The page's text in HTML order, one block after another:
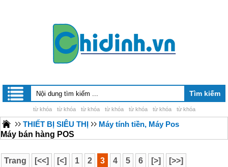
từ khóa từ khóa từ khóa từ khóa từ khóa từ khóa từ khóa
THIẾT BỊ SIÊU THỊ
Máy tính tiền, Máy Pos
Máy bán hàng POS
Trang [<<] [<] 1 2 3 4 5 6 [>] [>>]